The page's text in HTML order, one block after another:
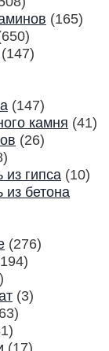
(165)
(147)
(147)
камня (41)
(26)
гипса (10)
из бетона
(276)
(3)
(17)